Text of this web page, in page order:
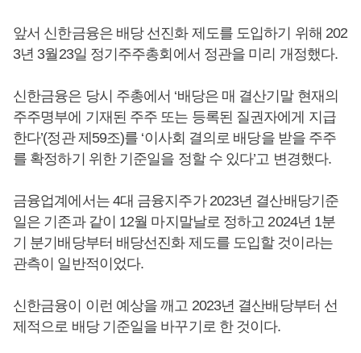
앞서 신한금융은 배당 선진화 제도를 도입하기 위해 202
3년 3월23일 정기주주총회에서 정관을 미리 개정했다.
신한금융은 당시 주총에서 ‘배당은 매 결산기말 현재의
주주명부에 기재된 주주 또는 등록된 질권자에게 지급
한다’(정관 제59조)를 ‘이사회 결의로 배당을 받을 주주
를 확정하기 위한 기준일을 정할 수 있다’고 변경했다.
금융업계에서는 4대 금융지주가 2023년 결산배당기준
일은 기존과 같이 12월 마지말날로 정하고 2024년 1분
기 분기배당부터 배당선진화 제도를 도입할 것이라는
관측이 일반적이었다.
신한금융이 이런 예상을 깨고 2023년 결산배당부터 선
제적으로 배당 기준일을 바꾸기로 한 것이다.